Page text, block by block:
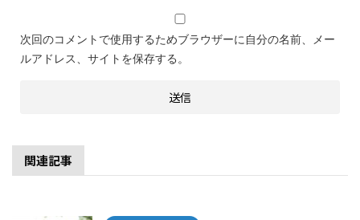
次回のコメントで使用するためブラウザーに自分の名前、メー
ルアドレス、サイトを保存する。
関連記事